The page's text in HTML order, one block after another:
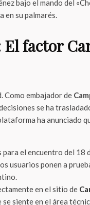
bajo el mando del
en su palmarés.
factor
Como embajador de
se ha
ha anunciado
el encuentro del 18
usuarios ponen a
en el sitio de
siente en el área